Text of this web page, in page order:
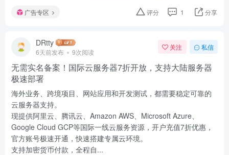
广告专区 评分 1 分享
DRtty
6天前发布 9次阅读
关注 私信
无需实名备案！国际云服务器7折开放，支持大陆服务器
极速部署
海外业务、跨境项目、网站应用和开发测试，都需要稳定可靠的
云服务器支持。
现提供阿里云、腾讯云、Amazon AWS、Microsoft Azure、
Google Cloud GCP等国际一线云服务资源，开户充值7折优惠，
官方账号极速开通，快速搭建专属云环境。
支持加密货币付款，全程自...